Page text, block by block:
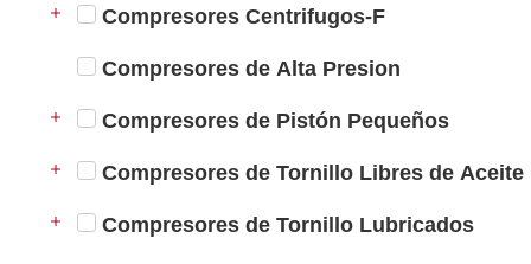
Compresores Centrifugos-F
Compresores de Alta Presion
Compresores de Pistón Pequeños
Compresores de Tornillo Libres de Aceite
Compresores de Tornillo Lubricados